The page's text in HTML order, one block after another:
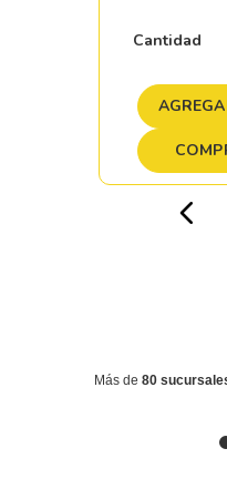
Cantidad
Más de 80